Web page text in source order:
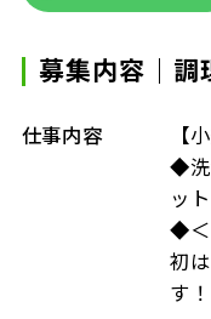
募集内容｜調
仕事内容
【
◆洗
ッ
◆＜
初
す！